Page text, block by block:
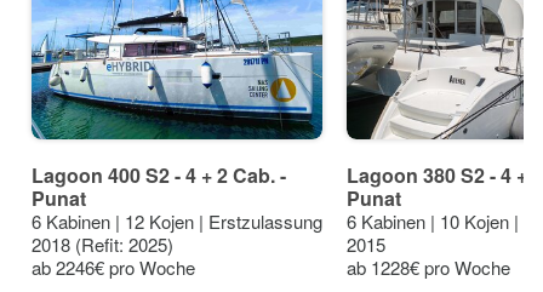
Lagoon 400 S2 - 4 + 2 Cab. -
Punat
6 Kabinen | 12 Kojen | Erstzulassung
2018 (Refit: 2025)
ab 2246€ pro Woche
Lagoon 380 S2 - 4 +
Punat
6 Kabinen | 10 Kojen |
2015
ab 1228€ pro Woche